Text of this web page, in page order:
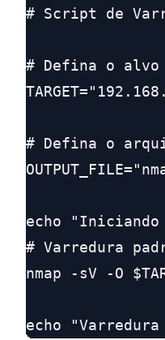
# Script de
# Defina o alvo
# Defina o
echo "Iniciando
# Varredura
nmap -sV -O